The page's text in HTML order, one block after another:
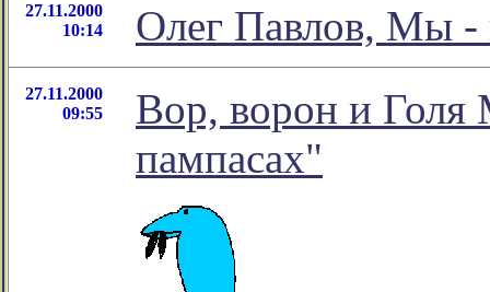
27.11.2000
10:14
Олег Павлов, Мы
27.11.2000
09:55
Вор, ворон и Голя
пампасах"